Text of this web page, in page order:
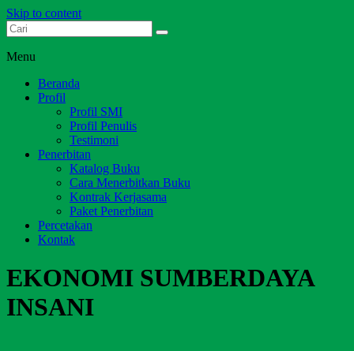
Skip to content
Dari Jambi untuk Indonesia
Menu
Beranda
Profil
Profil SMI
Profil Penulis
Testimoni
Penerbitan
Katalog Buku
Cara Menerbitkan Buku
Kontrak Kerjasama
Paket Penerbitan
Percetakan
Kontak
EKONOMI SUMBERDAYA
INSANI